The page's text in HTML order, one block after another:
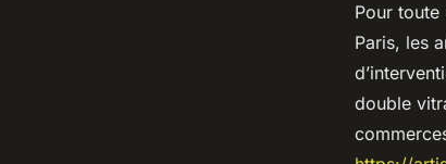
Pour
Paris, les
double